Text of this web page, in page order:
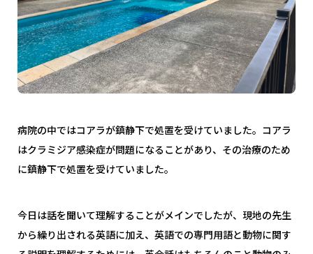
病院の中ではコアラが鎮静下で処置を受けていました。コアラ
はクラミジア感染症が問題になることがあり、その治療のため
に鎮静下で処置を受けていました。
今日は話を聞いて理解することがメインでしたが、現地の先生
から繰り出される英語に加え、英語での専門用語と動物に関す